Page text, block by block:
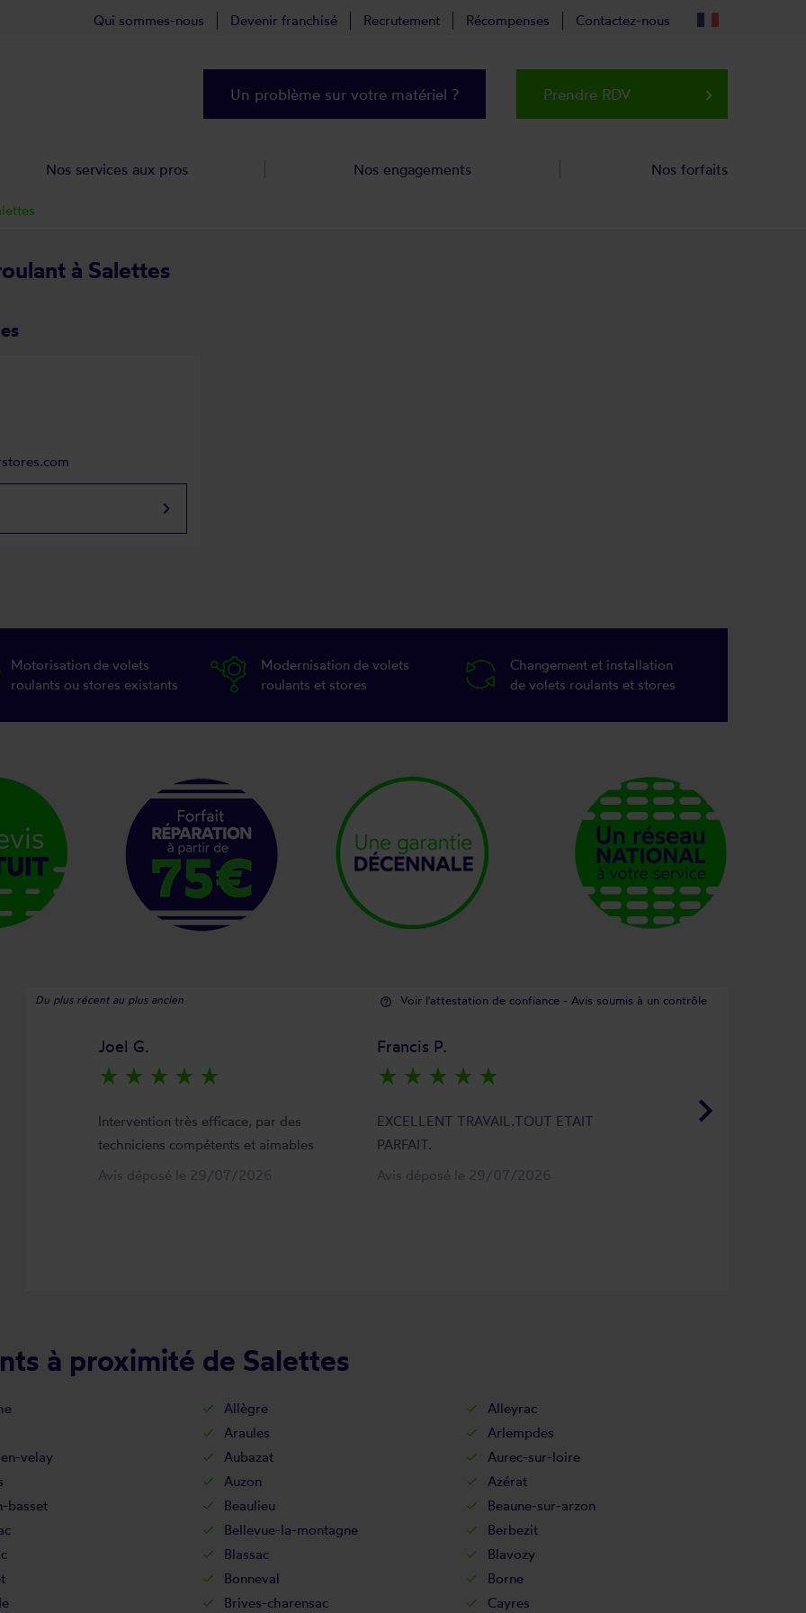
à Salettes
keyboard_arrow_right
Motorisation de volets
roulants ou stores existants
Modernisation de volets
roulants et stores
Changement et installation
de volets roulants et stores
Du plus récent au plus ancien help_outline Voir l'attestation de confiance - Avis soumis à un contrôle
keyboard_arrow_right
Joel G.
star_rate star_rate star_rate star_rate star_rate
Intervention très efficace, par des
techniciens compétents et aimables
Avis déposé le 29/07/2026
Francis P.
star_rate star_rate star_rate star_rate star_rate
EXCELLENT TRAVAIL.TOUT ETAIT
PARFAIT.
Avis déposé le 29/07/2026
à proximité de Salettes
Allègre
Alleyrac
Araules
Arlempdes
velay Aubazat
Aurec-sur-loire
Auzon
Azérat
basset Beaulieu
Beaune-sur-arzon
Bellevue-la-montagne
Berbezit
Blassac
Blavozy
Bonneval
Borne
Brives-charensac
Cayres
Qui sommes-nous Devenir franchisé Recrutement Récompenses Contactez-nous
Un problème sur votre matériel ? Prendre RDV keyboard_arrow_right
Nos services aux pros Nos engagements Nos forfaits